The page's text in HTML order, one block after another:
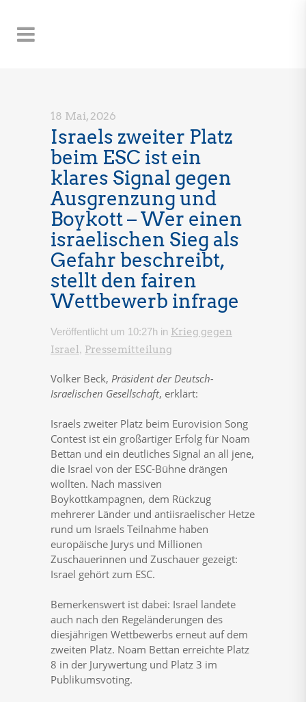
18 Mai, 2026
Israels zweiter Platz
beim ESC ist ein
klares Signal gegen
Ausgrenzung und
Boykott – Wer einen
israelischen Sieg als
Gefahr beschreibt,
stellt den fairen
Wettbewerb infrage
Veröffentlicht um 10:27h in Krieg gegen
Israel, Pressemitteilung
Volker Beck, Präsident der Deutsch-
Israelischen Gesellschaft, erklärt:
Israels zweiter Platz beim Eurovision Song
Contest ist ein großartiger Erfolg für Noam
Bettan und ein deutliches Signal an all jene,
die Israel von der ESC-Bühne drängen
wollten. Nach massiven
Boykottkampagnen, dem Rückzug
mehrerer Länder und antiisraelischer Hetze
rund um Israels Teilnahme haben
europäische Jurys und Millionen
Zuschauerinnen und Zuschauer gezeigt:
Israel gehört zum ESC.
Bemerkenswert ist dabei: Israel landete
auch nach den Regeländerungen des
diesjährigen Wettbewerbs erneut auf dem
zweiten Platz. Noam Bettan erreichte Platz
8 in der Jurywertung und Platz 3 im
Publikumsvoting.